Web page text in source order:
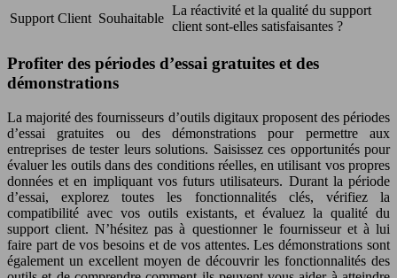
Support Client Souhaitable
La réactivité et la qualité du support
client sont-elles satisfaisantes ?
Profiter des périodes d’essai gratuites et des
démonstrations
La majorité des fournisseurs d’outils digitaux proposent des périodes
d’essai gratuites ou des démonstrations pour permettre aux
entreprises de tester leurs solutions. Saisissez ces opportunités pour
évaluer les outils dans des conditions réelles, en utilisant vos propres
données et en impliquant vos futurs utilisateurs. Durant la période
d’essai, explorez toutes les fonctionnalités clés, vérifiez la
compatibilité avec vos outils existants, et évaluez la qualité du
support client. N’hésitez pas à questionner le fournisseur et à lui
faire part de vos besoins et de vos attentes. Les démonstrations sont
également un excellent moyen de découvrir les fonctionnalités des